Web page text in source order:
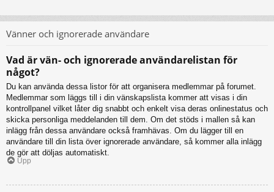
Vänner och ignorerade användare
Vad är vän- och ignorerade användarelistan för
något?
Du kan använda dessa listor för att organisera medlemmar på forumet.
Medlemmar som läggs till i din vänskapslista kommer att visas i din
kontrollpanel vilket låter dig snabbt och enkelt visa deras onlinestatus och
skicka personliga meddelanden till dem. Om det stöds i mallen så kan
inlägg från dessa användare också framhävas. Om du lägger till en
användare till din lista över ignorerade användare, så kommer alla inlägg
de gör att döljas automatiskt.
Upp